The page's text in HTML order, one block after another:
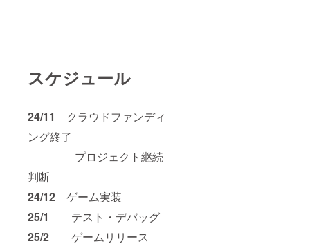
スケジュール
24/11
クラウドファンディ
ング終了
プロジェクト継続
判断
24/12 ゲーム実装
25/1
テスト・デバッグ
25/2 ゲームリリース